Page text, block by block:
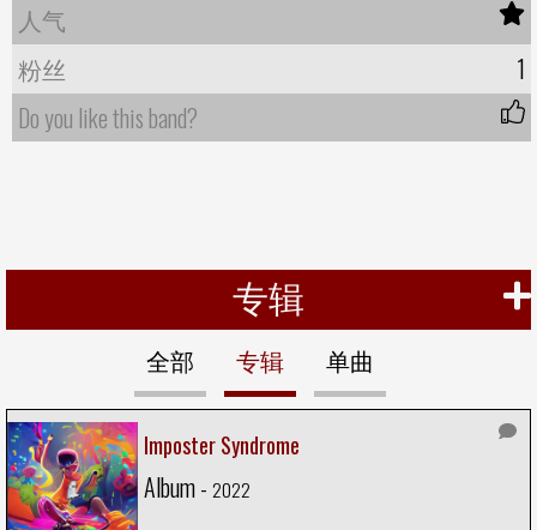
人气
粉丝
1
Do you like this band?
专辑
全部 专辑 单曲
Imposter Syndrome
Album - 2022